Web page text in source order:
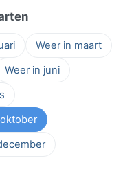
Weer in maart
Weer in juni